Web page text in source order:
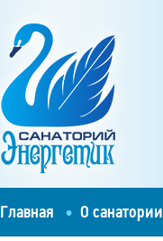
Главная О санатории